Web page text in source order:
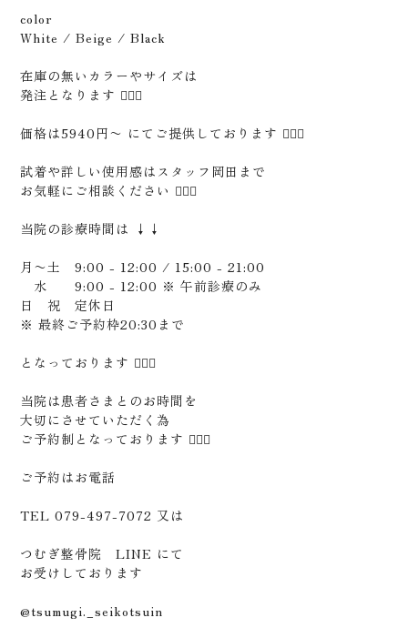
color
White / Beige / Black
在庫の無いカラーやサイズは
発注となります 🙇🏻‍♂️
価格は5940円〜 にてご提供しております 🙇🏻‍♂️
試着や詳しい使用感はスタッフ岡田まで
お気軽にご相談ください 🙇🏻‍♂️
当院の診療時間は ↓↓
月〜土 9:00 - 12:00 / 15:00 - 21:00
水 9:00 - 12:00 ※ 午前診療のみ
日 祝 定休日
※ 最終ご予約枠20:30まで
となっております 🙇🏻‍♂️
当院は患者さまとのお時間を
大切にさせていただく為
ご予約制となっております 🙋🏻‍♂️
ご予約はお電話
TEL 079-497-7072 又は
つむぎ整骨院 LINE にて
お受けしております
@tsumugi._seikotsuin